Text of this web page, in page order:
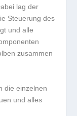
lag der
Steuerung des
und alle
zusammen
die einzelnen
und alles